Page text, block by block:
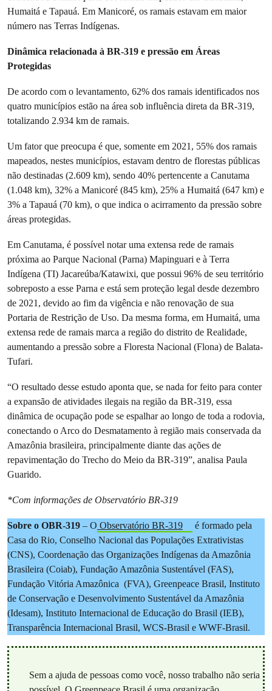
Humaitá e Tapauá. Em Manicoré, os ramais estavam em maior
número nas Terras Indígenas.
Dinâmica relacionada à BR-319 e pressão em Áreas
Protegidas
De acordo com o levantamento, 62% dos ramais identificados nos
quatro municípios estão na área sob influência direta da BR-319,
totalizando 2.934 km de ramais.
Um fator que preocupa é que, somente em 2021, 55% dos ramais
mapeados, nestes municípios, estavam dentro de florestas públicas
não destinadas (2.609 km), sendo 40% pertencente a Canutama
(1.048 km), 32% a Manicoré (845 km), 25% a Humaitá (647 km) e
3% a Tapauá (70 km), o que indica o acirramento da pressão sobre
áreas protegidas.
Em Canutama, é possível notar uma extensa rede de ramais
próxima ao Parque Nacional (Parna) Mapinguari e à Terra
Indígena (TI) Jacareúba/Katawixi, que possui 96% de seu território
sobreposto a esse Parna e está sem proteção legal desde dezembro
de 2021, devido ao fim da vigência e não renovação de sua
Portaria de Restrição de Uso. Da mesma forma, em Humaitá, uma
extensa rede de ramais marca a região do distrito de Realidade,
aumentando a pressão sobre a Floresta Nacional (Flona) de Balata-
Tufari.
“O resultado desse estudo aponta que, se nada for feito para conter
a expansão de atividades ilegais na região da BR-319, essa
dinâmica de ocupação pode se espalhar ao longo de toda a rodovia,
conectando o Arco do Desmatamento à região mais conservada da
Amazônia brasileira, principalmente diante das ações de
repavimentação do Trecho do Meio da BR-319”, analisa Paula
Guarido.
*Com informações de Observatório BR-319
Sobre o OBR-319 – O Observatório BR-319
é formado pela
Casa do Rio, Conselho Nacional das Populações Extrativistas
(CNS), Coordenação das Organizações Indígenas da Amazônia
Brasileira (Coiab), Fundação Amazônia Sustentável (FAS),
Fundação Vitória Amazônica (FVA), Greenpeace Brasil, Instituto
de Conservação e Desenvolvimento Sustentável da Amazônia
(Idesam), Instituto Internacional de Educação do Brasil (IEB),
Transparência Internacional Brasil, WCS-Brasil e WWF-Brasil.
Sem a ajuda de pessoas como você, nosso trabalho não seria